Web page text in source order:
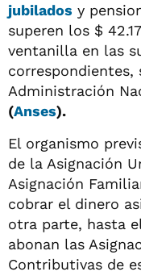
jubilados y
superen los $
ventanilla en las
Administración
(Anses).
El organismo
de la Asignación
Asignación
cobrar el dinero
otra parte, hasta
abonan las
Contributivas de